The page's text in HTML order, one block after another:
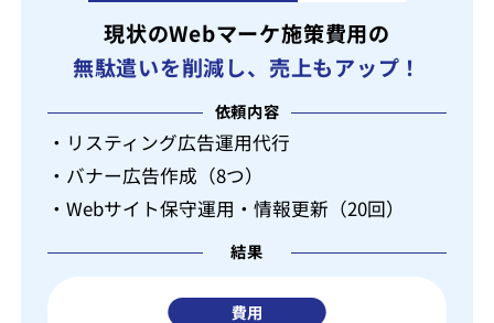
現状のWebマーケ施策費用の
無駄遣いを削減し、売上もアップ！
依頼内容
・リスティング広告運用代行
・バナー広告作成（8つ）
・Webサイト保守運用・情報更新（20回）
結果